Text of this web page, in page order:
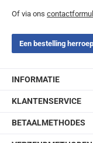
Of via ons
Een bestelling
INFORMATIE
KLANTENSERVICE
BETAALMETHODES